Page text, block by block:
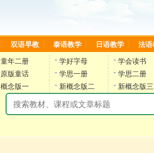
双语早教 泰语教学 日语教学 法语
童年二册 学好字母
学会读书
原版童话 学思一册
学思二册
概念版一 新概念版二 新概念版三